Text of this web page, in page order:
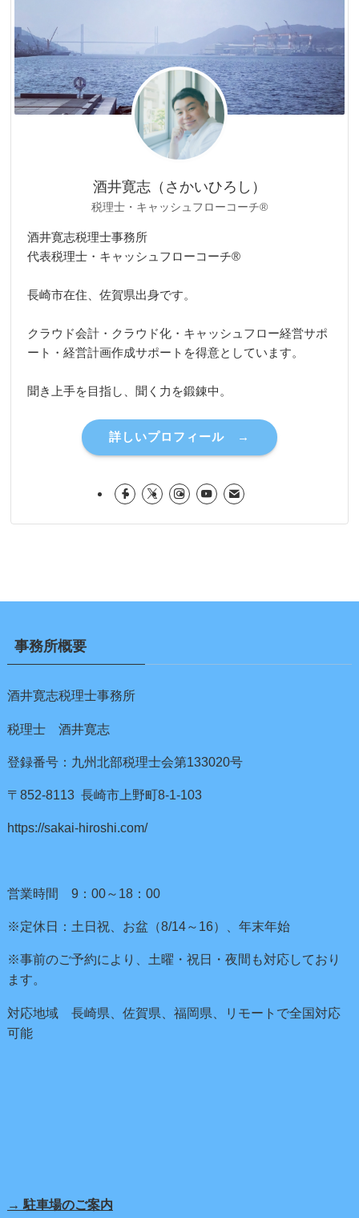
酒井寛志（さかいひろし）
税理士・キャッシュフローコーチ®
酒井寛志税理士事務所
代表税理士・キャッシュフローコーチ®
長崎市在住、佐賀県出身です。
クラウド会計・クラウド化・キャッシュフロー経営サポ
ート・経営計画作成サポートを得意としています。
聞き上手を目指し、聞く力を鍛錬中。
詳しいプロフィール →
事務所概要
酒井寛志税理士事務所
税理士 酒井寛志
登録番号：九州北部税理士会第133020号
〒852-8113 長崎市上野町8-1-103
https://sakai-hiroshi.com/
営業時間 9：00～18：00
※定休日：土日祝、お盆（8/14～16）、年末年始
※事前のご予約により、土曜・祝日・夜間も対応しており
ます。
対応地域 長崎県、佐賀県、福岡県、リモートで全国対応
可能
→ 駐車場のご案内